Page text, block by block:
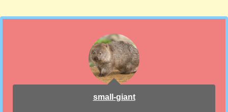
small-giant